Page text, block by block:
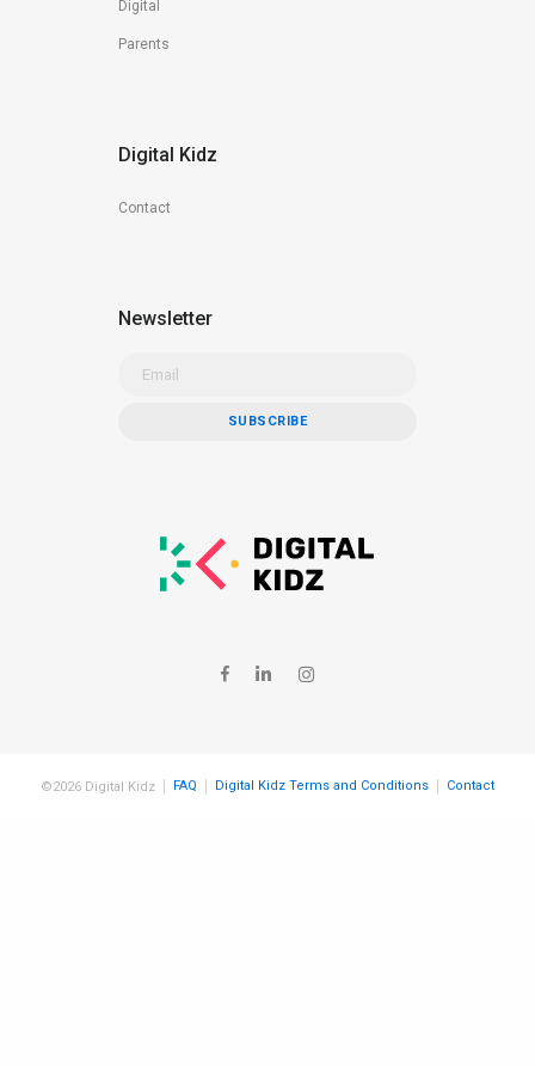
Digital
Parents
Digital Kidz
Contact
Newsletter
©2026 Digital Kidz FAQ Digital Kidz Terms and Conditions Contact